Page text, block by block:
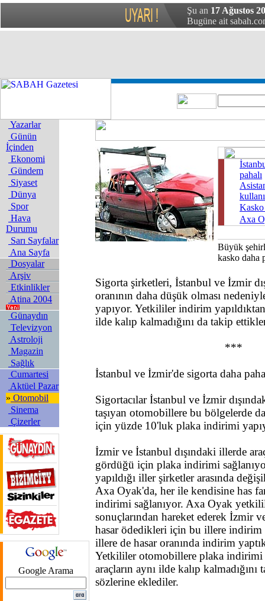
Şu an 17 Ağustos
Bugüne ait
Yazarlar
Günün
İçinden
Ekonomi
Gündem
Siyaset
Dünya
Spor
Hava
Durumu
Sarı Sayfalar
Ana Sayfa
Dosyalar
Arşiv
Etkinlikler
Atina 2004
Günaydın
Televizyon
Astroloji
Magazin
Sağlık
Cumartesi
Aktüel Pazar
» Otomobil
Sinema
Çizerler
Google Arama
pahalı
Kasko
Axa
Büyük
kasko daha
Sigorta şirketleri, İstanbul ve İzmir
oranının daha düşük olması
yapıyor. Yetkililer indirim
ilde kalıp kalmadığını da takip
***
İstanbul ve İzmir'de sigorta daha
Sigortacılar İstanbul ve İzmir
taşıyan otomobillere bu bölgelerde
için yüzde 10'luk plaka indirimi
İzmir ve İstanbul dışındaki illerde
gördüğü için plaka indirimi
yapıldığı iller şirketler arasında
Axa Oyak'da, her ile kendisine has
indirimi sağlanıyor. Axa Oyak
sonuçlarından hareket ederek İzmir
hasar ödedikleri için bu illere indirim
illere de hasar oranında indirim
Yetkililer otomobillere plaka indirimi
araçların aynı ilde kalıp
sözlerine eklediler.